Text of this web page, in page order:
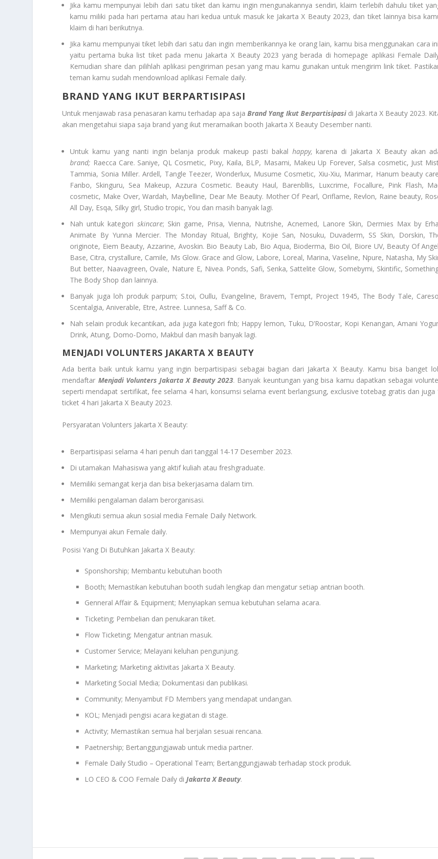
Jika kamu mempunyai lebih dari satu tiket dan kamu ingin mengunakannya sendiri, klaim terlebih dahulu tiket
kamu miliki pada hari pertama atau hari kedua untuk masuk ke Jakarta X Beauty 2023, dan tiket lainnya bisa
klaim di hari berikutnya.
Jika kamu mempunyai tiket lebih dari satu dan ingin memberikannya ke orang lain, kamu bisa menggunakan cara
yaitu pertama buka list tiket pada menu Jakarta X Beauty 2023 yang berada di homepage aplikasi Female
Kemudian share dan pilihlah aplikasi pengiriman pesan yang mau kamu gunakan untuk mengirim link tiket.
teman kamu sudah mendownload aplikasi Female daily.
BRAND YANG IKUT BERPARTISIPASI
Untuk menjawab rasa penasaran kamu terhadap apa sajaBrand Yang Ikut Berpartisipasi di Jakarta X Beauty 2023.
akan mengetahui siapa saja brand yang ikut meramaikan booth Jakarta X Beauty Desember nanti.
Untuk kamu yang nanti ingin belanja produk makeup pasti bakal happy, karena di Jakarta X Beauty akan
brand; Raecca Care. Saniye, QL Cosmetic, Pixy, Kaila, BLP, Masami, Makeu Up Forever, Salsa cosmetic, Just
Tammia, Sonia Miller. Ardell, Tangle Teezer, Wonderlux, Musume Cosmetic, Xiu-Xiu, Marimar, Hanum beauty
Fanbo, Skinguru, Sea Makeup, Azzura Cosmetic. Beauty Haul, Barenbllis, Luxcrime, Focallure, Pink Flash,
cosmetic, Make Over, Wardah, Maybelline, Dear Me Beauty. Mother Of Pearl, Oriflame, Revlon, Raine beauty,
All Day, Esqa, Silky girl, Studio tropic, You dan masih banyak lagi.
Nah untuk kategori skincare; Skin game, Prisa, Vienna, Nutrishe, Acnemed, Lanore Skin, Dermies Max by
Animate By Yunna Mercier. The Monday Ritual, Brighty, Kojie San, Nosuku, Duvaderm, SS Skin, Dorskin,
originote, Eiem Beauty, Azzarine, Avoskin. Bio Beauty Lab, Bio Aqua, Bioderma, Bio Oil, Biore UV, Beauty Of
Base, Citra, crystallure, Camile, Ms Glow. Grace and Glow, Labore, Loreal, Marina, Vaseline, Npure, Natasha, My
But better, Naavagreen, Ovale, Nature E, Nivea. Ponds, Safi, Senka, Sattelite Glow, Somebymi, Skintific,
The Body Shop dan lainnya.
Banyak juga loh produk parpum; S.toi, Oullu, Evangeline, Bravem, Tempt, Project 1945, The Body Tale,
Scentalgia, Aniverable, Etre, Astree. Lunnesa, Saff & Co.
Nah selain produk kecantikan, ada juga kategori fnb; Happy lemon, Tuku, D’Roostar, Kopi Kenangan, Amani
Drink, Atung, Domo-Domo, Makbul dan masih banyak lagi.
MENJADI VOLUNTERS JAKARTA X BEAUTY
Ada berita baik untuk kamu yang ingin berpartisipasi sebagai bagian dari Jakarta X Beauty. Kamu bisa banget
mendaftar Menjadi Volunters Jakarta X Beauty 2023. Banyak keuntungan yang bisa kamu dapatkan sebagai
seperti mendapat sertifikat, fee selama 4 hari, konsumsi selama event berlangsung, exclusive totebag gratis dan juga
ticket 4 hari Jakarta X Beauty 2023.
Persyaratan Volunters Jakarta X Beauty:
Berpartisipasi selama 4 hari penuh dari tanggal 14-17 Desember 2023.
Di utamakan Mahasiswa yang aktif kuliah atau freshgraduate.
Memiliki semangat kerja dan bisa bekerjasama dalam tim.
Memiliki pengalaman dalam berorganisasi.
Mengikuti semua akun sosial media Female Daily Network.
Mempunyai akun Female daily.
Posisi Yang Di Butuhkan Jakarta X Beauty:
Sponshorship; Membantu kebutuhan booth
Booth; Memastikan kebutuhan booth sudah lengkap dan mengatur setiap antrian booth.
Genneral Affair & Equipment; Menyiapkan semua kebutuhan selama acara.
Ticketing; Pembelian dan penukaran tiket.
Flow Ticketing; Mengatur antrian masuk.
Customer Service; Melayani keluhan pengunjung.
Marketing; Marketing aktivitas Jakarta X Beauty.
Marketing Social Media; Dokumentasi dan publikasi.
Community; Menyambut FD Members yang mendapat undangan.
KOL; Menjadi pengisi acara kegiatan di stage.
Activity; Memastikan semua hal berjalan sesuai rencana.
Paetnership; Bertanggungjawab untuk media partner.
Female Daily Studio – Operational Team; Bertanggungjawab terhadap stock produk.
LO CEO & COO Female Daily diJakarta X Beauty.